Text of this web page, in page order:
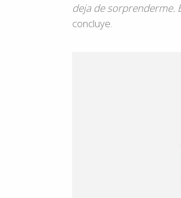
deja de sorprenderme.
concluye.